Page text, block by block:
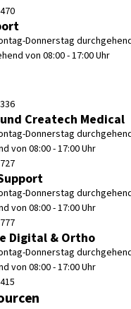
Donnerstag
von 08:00 - 17:00 Uhr
Createch Medical
Donnerstag
von 08:00 - 17:00 Uhr
Donnerstag
von 08:00 - 17:00 Uhr
Digital & Ortho
Donnerstag
von 08:00 - 17:00 Uhr